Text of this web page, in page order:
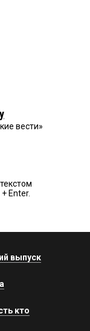
вести»
Enter.
выпуск
кто